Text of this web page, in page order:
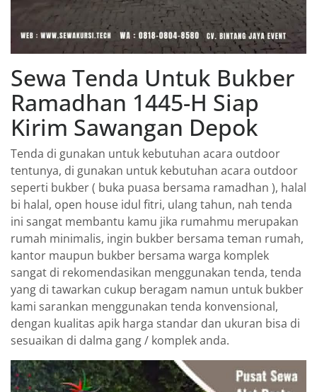
Sewa Tenda Untuk Bukber
Ramadhan 1445-H Siap
Kirim Sawangan Depok
Tenda di gunakan untuk kebutuhan acara outdoor
tentunya, di gunakan untuk kebutuhan acara outdoor
seperti bukber ( buka puasa bersama ramadhan ), halal
bi halal, open house idul fitri, ulang tahun, nah tenda
ini sangat membantu kamu jika rumahmu merupakan
rumah minimalis, ingin bukber bersama teman rumah,
kantor maupun bukber bersama warga komplek
sangat di rekomendasikan menggunakan tenda, tenda
yang di tawarkan cukup beragam namun untuk bukber
kami sarankan menggunakan tenda konvensional,
dengan kualitas apik harga standar dan ukuran bisa di
sesuaikan di dalma gang / komplek anda.